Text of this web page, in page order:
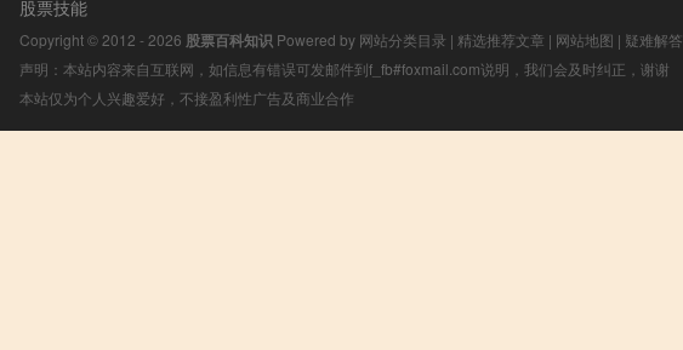
股票技能
Copyright © 2012 - 2026 股票百科知识 Powered by 网站分类目录 | 精选推荐文章 | 网站地图 | 疑难解答
声明：本站内容来自互联网，如信息有错误可发邮件到f_fb#foxmail.com说明，我们会及时纠正，谢谢
本站仅为个人兴趣爱好，不接盈利性广告及商业合作